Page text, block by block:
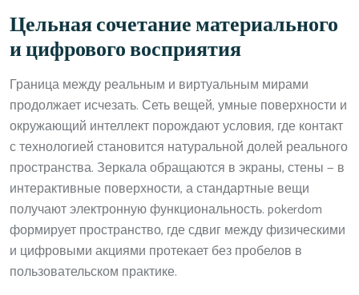
Цельная сочетание материального
и цифрового восприятия
Граница между реальным и виртуальным мирами
продолжает исчезать. Сеть вещей, умные поверхности и
окружающий интеллект порождают условия, где контакт
с технологией становится натуральной долей реального
пространства. Зеркала обращаются в экраны, стены — в
интерактивные поверхности, а стандартные вещи
получают электронную функциональность. pokerdom
формирует пространство, где сдвиг между физическими
и цифровыми акциями протекает без пробелов в
пользовательском практике.